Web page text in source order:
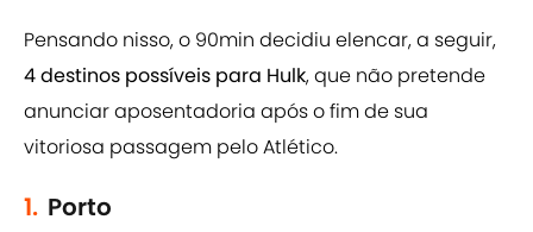
Pensando nisso, o 90min decidiu elencar, a seguir,
4 destinos possíveis para Hulk, que não pretende
anunciar aposentadoria após o fim de sua
vitoriosa passagem pelo Atlético.
1. Porto